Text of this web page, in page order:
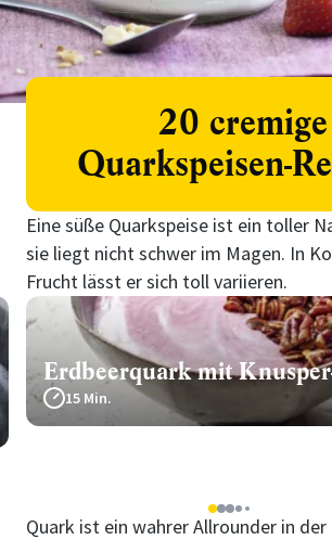
20 cremige
Quarkspeisen-
Eine süße Quarkspeise ist ein toller
sie liegt nicht schwer im Magen. In
Frucht lässt er sich toll variieren.
Erdbeerquark mit
15 Min.
1234 5
Quark ist ein wahrer Allrounder in der